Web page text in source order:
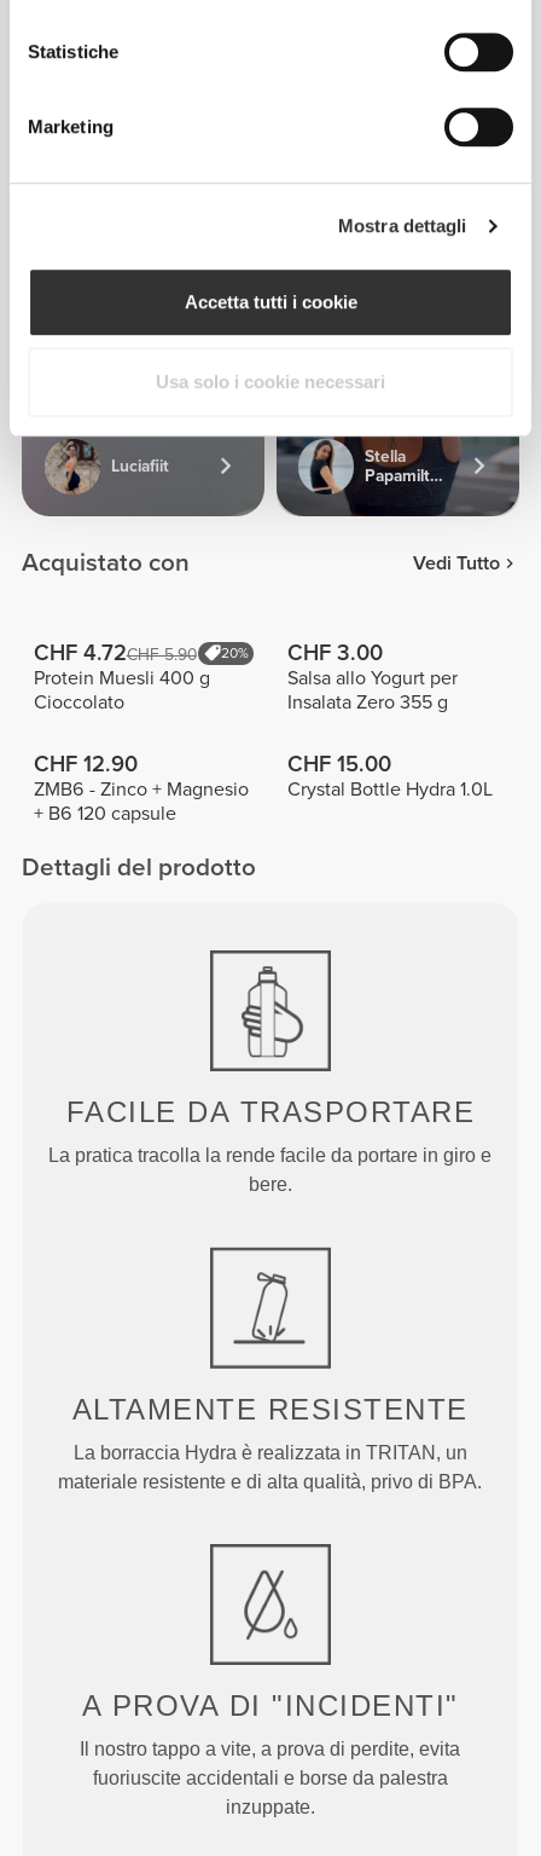
Statistiche
Marketing
Mostra dettagli
Accetta tutti i cookie
Usa solo i cookie necessari
Luciafiit
2
Kristina
Stella
Papamiltiadous
Acquistato con Vedi Tutto
CHF 4.72CHF 5.90 20%
Protein Muesli 400 g
Cioccolato
CHF 3.00
Salsa allo Yogurt per
Insalata Zero 355 g
CHF 12.90
ZMB6 - Zinco + Magnesio
+ B6 120 capsule
CHF 15.00
Crystal Bottle Hydra 1.0L
Dettagli del prodotto
FACILE DA TRASPORTARE
La pratica tracolla la rende facile da portare in giro e
bere.
ALTAMENTE RESISTENTE
La borraccia Hydra è realizzata in TRITAN, un
materiale resistente e di alta qualità, privo di BPA.
A PROVA DI "INCIDENTI"
Il nostro tappo a vite, a prova di perdite, evita
fuoriuscite accidentali e borse da palestra
inzuppate.